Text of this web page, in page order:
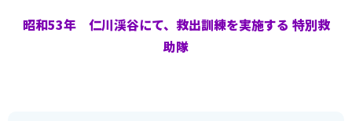
昭和53年 仁川渓谷にて、救出訓練を実施する 特別救
助隊